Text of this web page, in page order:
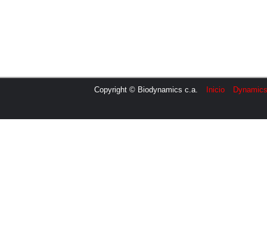
Copyright © Biodynamics c.a. Inicio Dynamics